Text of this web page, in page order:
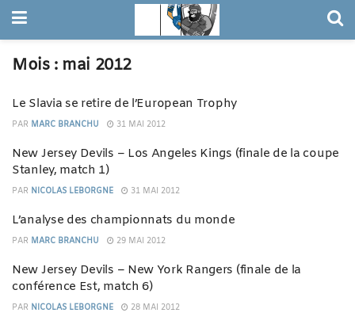
Mois : mai 2012
Le Slavia se retire de l’European Trophy
PAR MARC BRANCHU 31 MAI 2012
New Jersey Devils – Los Angeles Kings (finale de la coupe
Stanley, match 1)
PAR NICOLAS LEBORGNE 31 MAI 2012
L’analyse des championnats du monde
PAR MARC BRANCHU 29 MAI 2012
New Jersey Devils – New York Rangers (finale de la
conférence Est, match 6)
PAR NICOLAS LEBORGNE 28 MAI 2012